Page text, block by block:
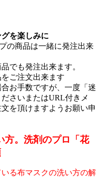
を楽しみに
の商品は一緒に発注出来
でも発注出来ます。
ご注文出来ます
お手数ですが、一度「迷
さいまたはURL付きメ
を頂けますようお願い申
方。洗剤のプロ「花
る布マスクの洗い方の解